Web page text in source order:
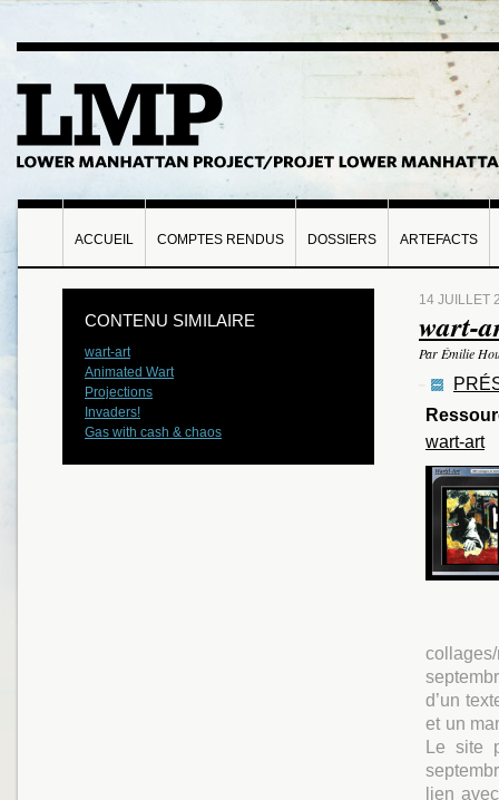
ACCUEIL COMPTES RENDUS DOSSIERS ARTEFACTS
14 JUILLET
wart-
Par Émilie
wart-art
d’un
et un
Le site
lien
CONTENU SIMILAIRE
wart-art
Animated Wart
Projections
Invaders!
Gas with cash & chaos